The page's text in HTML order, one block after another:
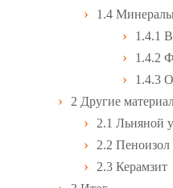
1.4
1.4.1
1.4.2
1.4.3
2 Другие
2.1 Льняной
2.2 Пеноизол
2.3 Керамзит